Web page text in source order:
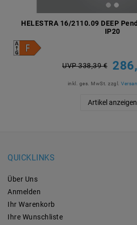
HELESTRA 16/2110.09 DEEP
IP20
UVP 338,39 €
inkl. ges. MwSt. zzgl.
Artikel anzeigen
QUICKLINKS
Über Uns
Anmelden
Ihr Warenkorb
Ihre Wunschliste